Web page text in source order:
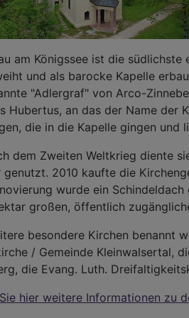
am Königssee ist die südlichste
und als barocke Kapelle
"Adlergraf" von Arco-
Hubertus, an das der Name der
die in die Kapelle gingen und
dem Zweiten Weltkrieg diente
genutzt. 2010 kaufte die
wurde ein
großen, öffentlich
besondere Kirchen benannt
/ Gemeinde Kleinwalsertal,
die Evang. Luth.
hier weitere Informationen zu